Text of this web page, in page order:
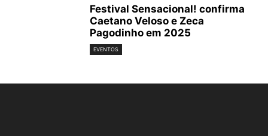
Festival Sensacional! confirma
Caetano Veloso e Zeca
Pagodinho em 2025
EVENTOS